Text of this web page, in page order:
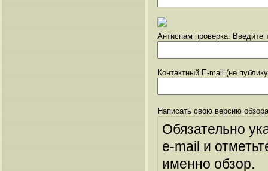
Антиспам проверка: Введите
Контактный E-mail (не
Написать свою версию
Обязательно
e-mail и
именно обзор.